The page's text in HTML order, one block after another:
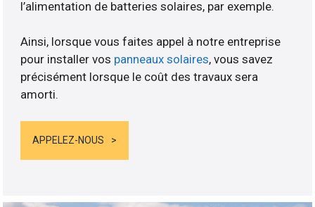
l’alimentation de batteries solaires, par exemple.
Ainsi, lorsque vous faites appel à notre entreprise
pour installer vos panneaux solaires, vous savez
précisément lorsque le coût des travaux sera
amorti.
APPELEZ-NOUS